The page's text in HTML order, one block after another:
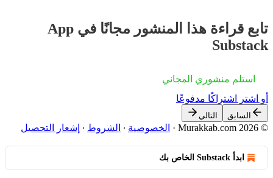
تابع قراءة هذا المنشور مجانًا في App
Substack
استلم منشوري المجاني
أو اشترِ اشتراكًا مدفوعًا
السابق التالي
© 2026 Murakkab.com
· الخصوصية ∙ الشروط ∙ إشعار التحصيل
ابدأ Substack الخاص بك